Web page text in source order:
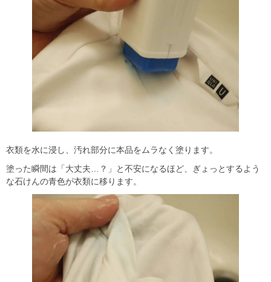
衣類を水に浸し、汚れ部分に本品をムラなく塗ります。
塗った瞬間は「大丈夫…？」と不安になるほど、ぎょっとするよう
な石けんの青色が衣類に移ります。